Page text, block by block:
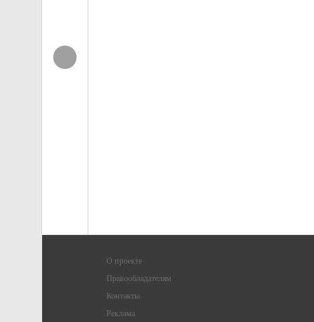
О проекте
Правообладателям
Контакты
Реклама